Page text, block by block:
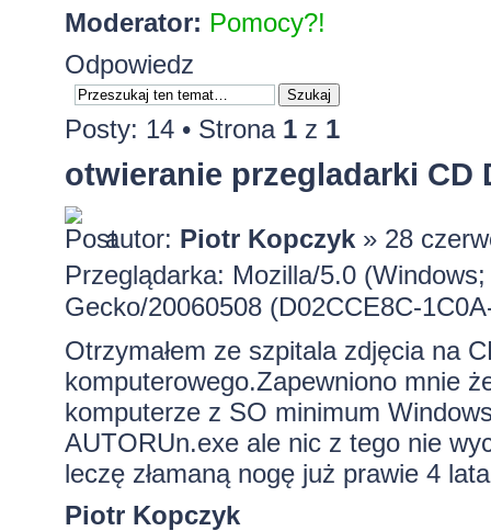
Moderator: Pomocy?!
Odpowiedz
Posty: 14 • Strona 1z 1
otwieranie przegladarki CD
autor: Piotr Kopczyk» 28
Przeglądarka: Mozilla/5.0
Gecko/20060508 (D02CCE8C-
Otrzymałem ze szpitala zdjęcia na
komputerowego.Zapewniono mnie
komputerze z SO minimum
AUTORUn.exe ale nic z tego nie
leczę złamaną nogę już prawie 4 lata
Piotr Kopczyk